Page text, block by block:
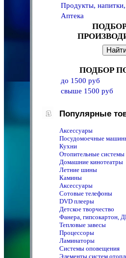
Продукты, напитки,
Аптека
ПОДБОР
до 1500 руб
свыше 1500 руб
Популярные
Аксессуары
Посудомоечные
Кухни
Отопительные системы
Домашние кинотеатры
Летние шины
Камины
Аксессуары
Сотовые телефоны
DVD плееры
Детское творчество
Фанера,
Тепловые завесы
Процессоры
Ламинаторы
Системы оповещения
Элементы систем